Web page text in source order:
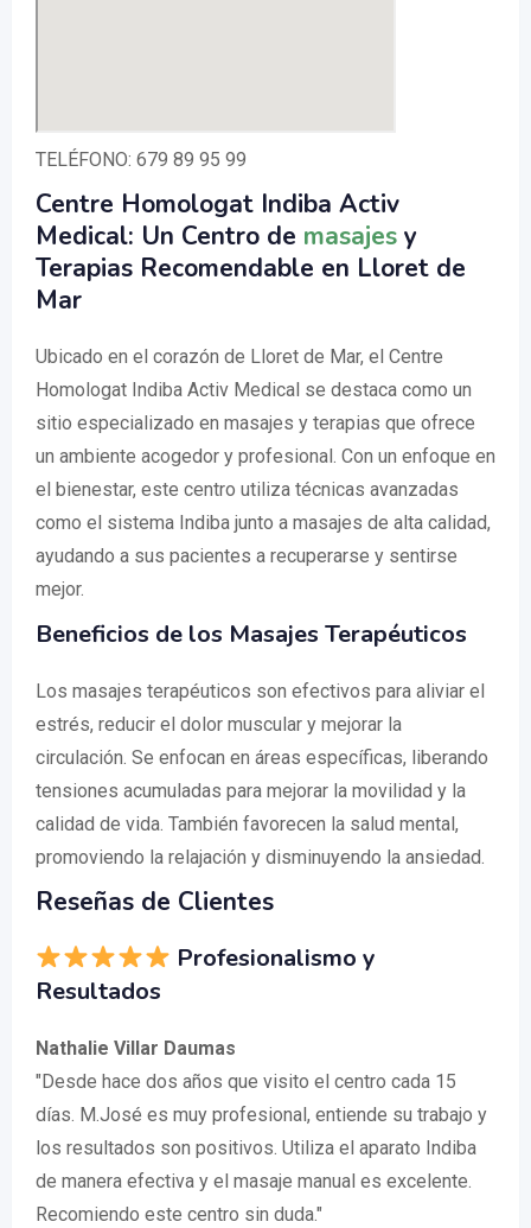
TELÉFONO: 679 89 95 99
Centre Homologat Indiba Activ
Medical: Un Centro de masajes y
Terapias Recomendable en Lloret de
Mar
Ubicado en el corazón de Lloret de Mar, el Centre
Homologat Indiba Activ Medical se destaca como un
sitio especializado en masajes y terapias que ofrece
un ambiente acogedor y profesional. Con un enfoque en
el bienestar, este centro utiliza técnicas avanzadas
como el sistema Indiba junto a masajes de alta calidad,
ayudando a sus pacientes a recuperarse y sentirse
mejor.
Beneficios de los Masajes Terapéuticos
Los masajes terapéuticos son efectivos para aliviar el
estrés, reducir el dolor muscular y mejorar la
circulación. Se enfocan en áreas específicas, liberando
tensiones acumuladas para mejorar la movilidad y la
calidad de vida. También favorecen la salud mental,
promoviendo la relajación y disminuyendo la ansiedad.
Reseñas de Clientes
Profesionalismo y
Resultados
Nathalie Villar Daumas
"Desde hace dos años que visito el centro cada 15
días. M.José es muy profesional, entiende su trabajo y
los resultados son positivos. Utiliza el aparato Indiba
de manera efectiva y el masaje manual es excelente.
Recomiendo este centro sin duda."